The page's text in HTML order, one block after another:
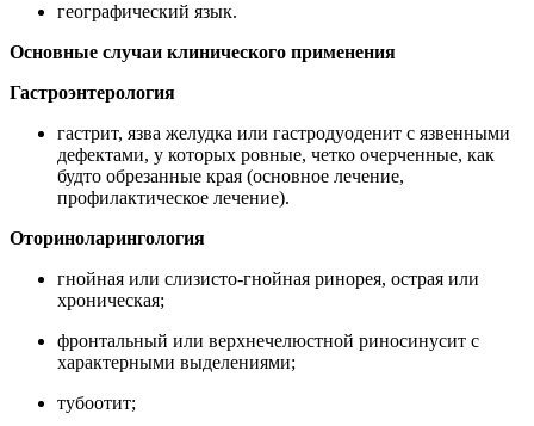
географический язык.
Основные случаи клинического применения
Гастроэнтерология
гастрит, язва желудка или гастродуоденит с язвенными
дефектами, у которых ровные, четко очерченные, как
будто обрезанные края (основное лечение,
профилактическое лечение).
Оториноларингология
гнойная или слизисто-гнойная ринорея, острая или
хроническая;
фронтальный или верхнечелюстной риносинусит с
характерными выделениями;
тубоотит;